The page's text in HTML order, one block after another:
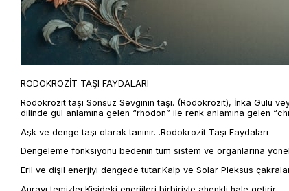
RODOKROZİT TAŞI FAYDALARI
Rodokrozit taşı Sonsuz Sevginin taşı. (Rodokrozit), İnka Gülü
dilinde gül anlamına gelen “rhodon” ile renk anlamına gelen
Aşk ve denge taşı olarak tanınır. .Rodokrozit Taşı Faydaları
Dengeleme fonksiyonu bedenin tüm sistem ve organlarına
Eril ve dişil enerjiyi dengede tutar.Kalp ve Solar Pleksus